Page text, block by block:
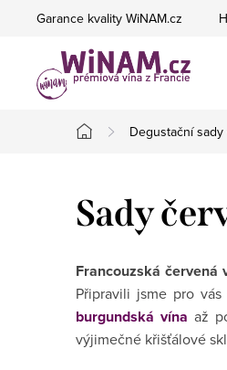
Garance kvality WiNAM.cz
Domů
Degustační sady
Sady
Francouzská červená
Připravili jsme pro
burgundská vína až
výjimečné křišťálové